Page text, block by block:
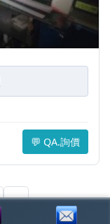
💬 QA.詢價
›